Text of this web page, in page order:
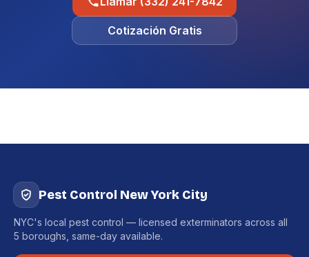
Cotización Gratis
Pest Control New York City
NYC's local pest control — licensed exterminators across all
5 boroughs, same-day available.